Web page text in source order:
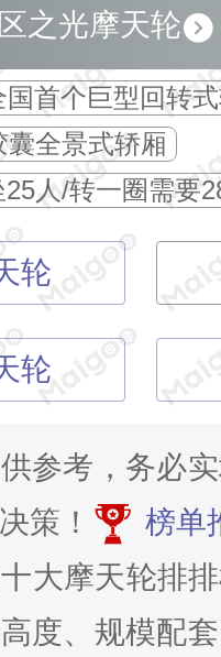
之光摩天轮
国首个巨型回转
全景式轿厢
人/转一圈需要
轮
轮
参考，务必
策！
榜单
大摩天轮排
度、规模配